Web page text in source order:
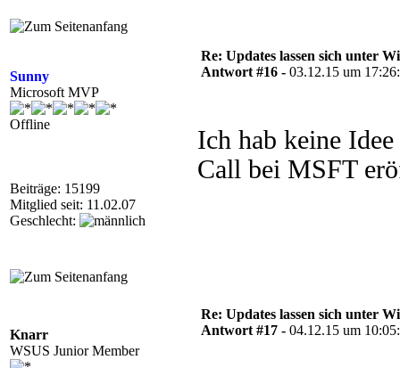
Sunny
Microsoft MVP
Offline
Beiträge: 15199
Mitglied seit: 11.02.07
Geschlecht:
Re: Updates lassen sich unter
Antwort #16 - 03.12.15 um
Ich hab keine
Call bei MSFT
Knarr
WSUS Junior Member
Re: Updates lassen sich unter
Antwort #17 - 04.12.15 um